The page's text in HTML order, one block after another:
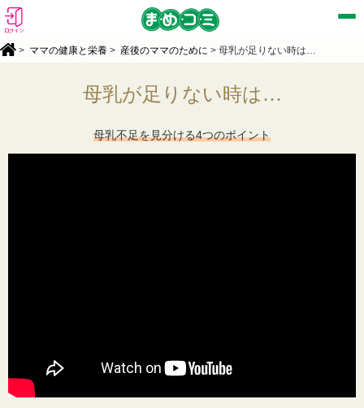
ログイン
> ママの健康と栄養 > 産後のママのために > 母乳が足りない時は…
母乳が足りない時は…
母乳不足を見分ける4つのポイント